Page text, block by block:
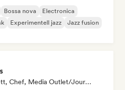
Bossa nova
Electronica
Experimentell jazz
Jazz fusion
Booker, Etikett, Chef, Media Outlet/Journalist, Mentor, Curator För Spellistor